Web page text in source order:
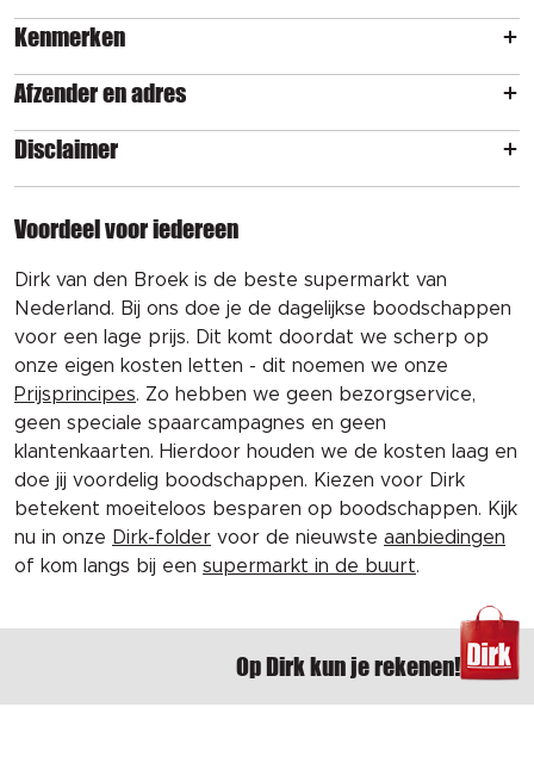
Kenmerken
Afzender en adres
Disclaimer
Voordeel voor iedereen
Dirk van den Broek is de beste supermarkt van
Nederland. Bij ons doe je de dagelijkse boodschappen
voor een lage prijs. Dit komt doordat we scherp op
onze eigen kosten letten - dit noemen we onze
Prijsprincipes. Zo hebben we geen bezorgservice,
geen speciale spaarcampagnes en geen
klantenkaarten. Hierdoor houden we de kosten laag en
doe jij voordelig boodschappen. Kiezen voor Dirk
betekent moeiteloos besparen op boodschappen. Kijk
nu in onze Dirk-folder voor de nieuwste aanbiedingen
of kom langs bij een supermarkt in de buurt.
Op Dirk kun je rekenen!